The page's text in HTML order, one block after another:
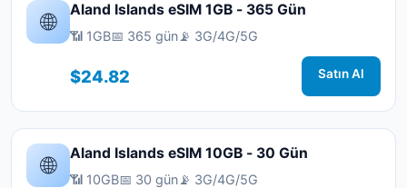
🌐 Aland Islands eSIM 1GB - 365 Gün
📶 1GB📅 365 gün📡 3G/4G/5G
$24.82 Satın Al
🌐 Aland Islands eSIM 10GB - 30 Gün
📶 10GB📅 30 gün📡 3G/4G/5G